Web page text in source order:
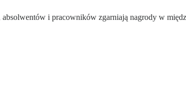
i pracowników zgarniają nagrody w